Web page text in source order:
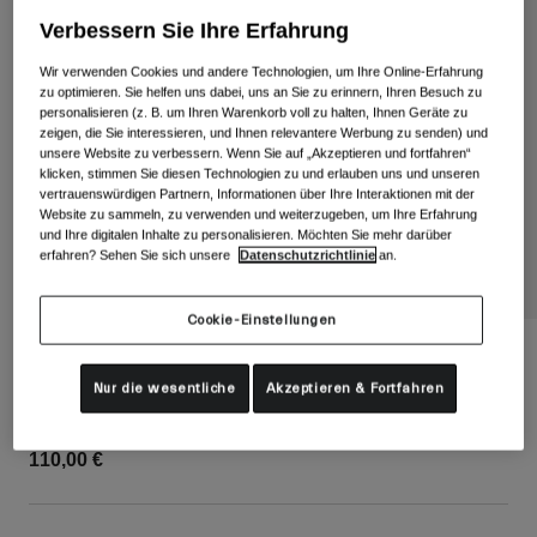
Schuhe
Rennrad Schuhe
Mountainbike Schuhe
Gravel Schuhe
Alle anzeigen
Mountainbike Bekleidung
Alle anzeigen
Schutzbrillen
Ski
Snowboard
Mit austauschbaren Gläsern
Damen
Ersatzgläser
Alle anzeigen
Contour RS Ersatzglas
Artikelnr.36726-D71-OS
110,00 €
Verbessern Sie Ihre Erfahrung
Wir verwenden Cookies und andere Technologien, um Ihre Online-Erfahrung
zu optimieren. Sie helfen uns dabei, uns an Sie zu erinnern, Ihren Besuch zu
personalisieren (z. B. um Ihren Warenkorb voll zu halten, Ihnen Geräte zu
zeigen, die Sie interessieren, und Ihnen relevantere Werbung zu senden) und
unsere Website zu verbessern. Wenn Sie auf „Akzeptieren und fortfahren“
klicken, stimmen Sie diesen Technologien zu und erlauben uns und unseren
vertrauenswürdigen Partnern, Informationen über Ihre Interaktionen mit der
Website zu sammeln, zu verwenden und weiterzugeben, um Ihre Erfahrung
und Ihre digitalen Inhalte zu personalisieren. Möchten Sie mehr darüber
erfahren? Sehen Sie sich unsere
Datenschutzrichtlinie an.
Cookie-Einstellungen
Nur die wesentliche Akzeptieren & Fortfahren